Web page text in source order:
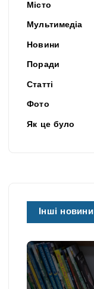
Місто
Мультимедіа
Новини
Поради
Статті
Фото
Як це було
Інші новини